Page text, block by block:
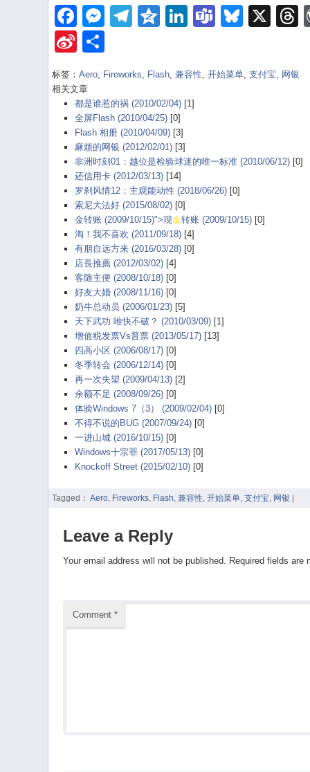
Facebook
Messenger
Telegram
Qzone
LinkedIn
TeamsX
Sina
标签：Aero Fireworks Flash ,兼容性 ,开始菜单 ,支付宝
网银
相关文章
都是谁惹的祸 (2010/02/04)[1]
全屏Flash (2010/04/25)[0]
Flash 相册 (2010/04/09)[3]
麻烦的网银 (2012/02/01)[3]
非洲时刻01：越位是检验球迷的唯一标准 (2010/06/12)[0]
还信用卡 (2012/03/13)[14]
罗刹风情12：主观能动性 (2018/06/26)[0]
索尼大法好 (2015/08/02)[0]
金转账 (2009/10/15)">现金转账 (2009/10/15)[0]
淘！我不喜欢 (2011/09/18)[4]
有朋自远方来 (2016/03/28)[0]
店長推薦 (2012/03/02)[4]
客随主便 (2008/10/18)[0]
好友大婚 (2008/11/16)[0]
奶牛总动员 (2006/01/23)[5]
天下武功 唯快不破？ (2010/03/09)[1]
增值税发票Vs普票 (2013/05/17)[13]
四高小区 (2006/08/17)[0]
冬季转会 (2006/12/14)[0]
再一次失望 (2009/04/13)[2]
余额不足 (2008/09/26)[0]
体验Windows 7（3） (2009/02/04)[0]
不得不说的BUG (2007/09/24)[0]
一进山城 (2016/10/15)[0]
Windows十宗罪 (2017/05/13)[0]
Knockoff Street (2015/02/10)[0]
Tagged： Aero, Fireworks, Flash, 兼容性, 开始菜单, 支付宝, 网银 |
Leave a Reply
Your email address will not be published. Required fields are
Comment *